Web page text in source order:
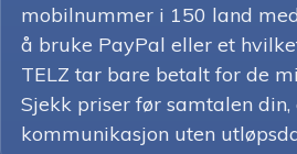
mobilnummer i 150 land
å bruke PayPal eller et
TELZ tar bare betalt for de
Sjekk priser før samtalen
kommunikasjon uten